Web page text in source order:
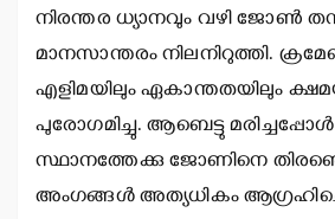
നിരന്തര ധ്യാനവും വഴി ജോണ്‍
മാനസാന്തരം നിലനിറുത്തി.
എളിമയിലും ഏകാന്തതയിലും
പുരോഗമിച്ചു. ആബെട്ടു
സ്ഥാനത്തേക്കു ജോണിനെ
അംഗങ്ങള്‍ അത്യധികം